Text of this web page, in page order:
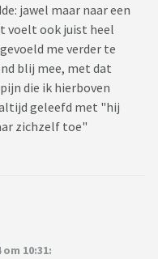
jawel maar naar een
voelt ook juist heel
me verder te
blij mee, met dat
die ik hierboven
geleefd met "hij
zichzelf toe"
10:31: